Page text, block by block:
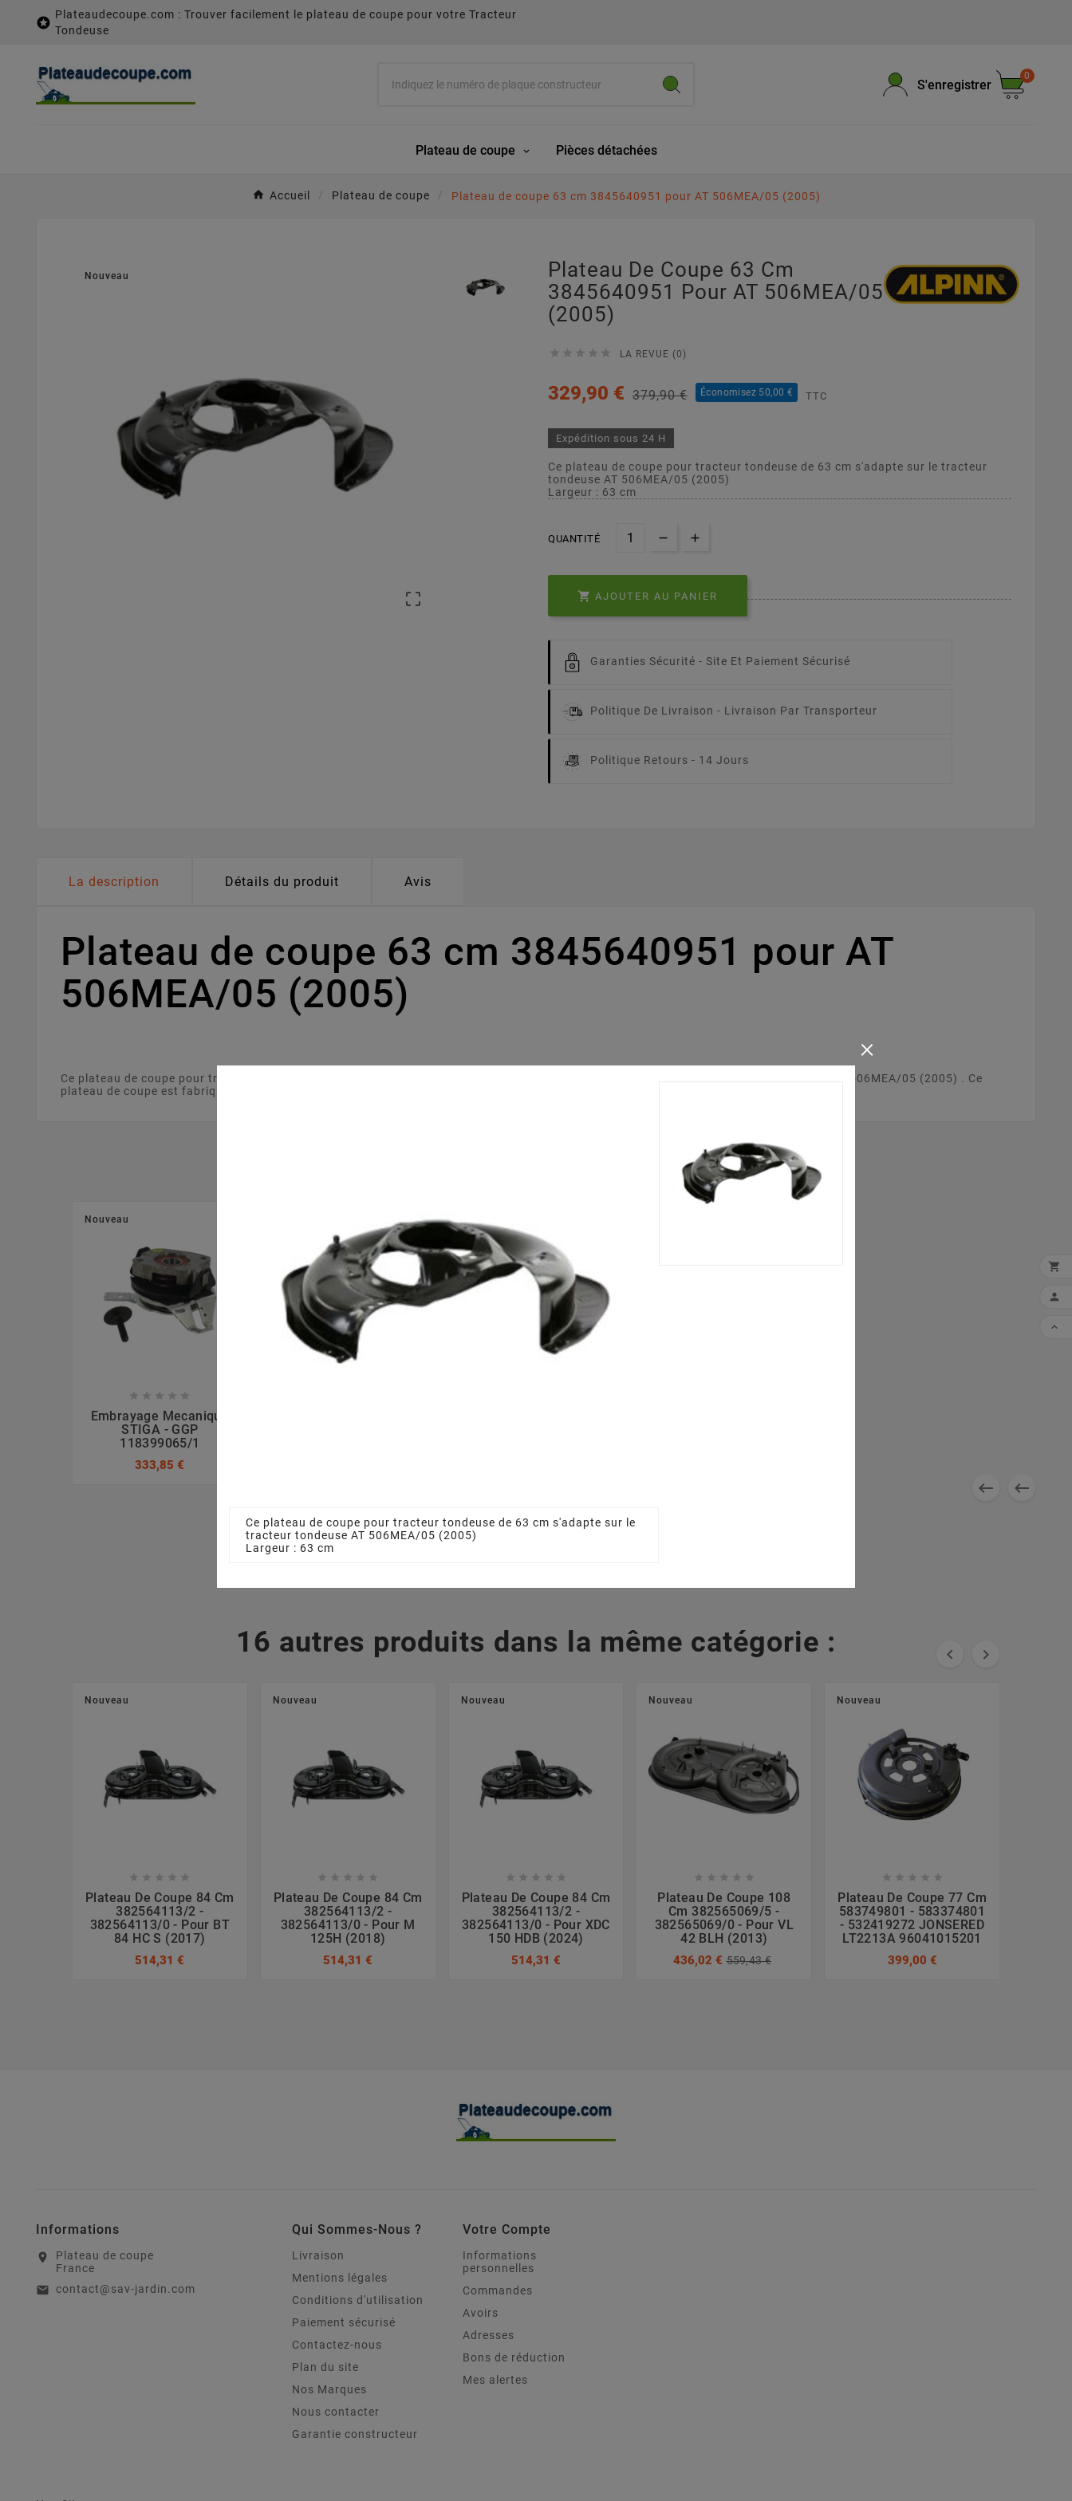

Plateaudecoupe.com : Trouver facilement le plateau de coupe pour votre Tracteur
Tondeuse
S'enregistrer
0
Plateau de coupe Pièces détachées
Accueil Plateau de coupe Plateau de coupe 63 cm 3845640951 pour AT 506MEA/05 (2005)
Nouveau

Plateau De Coupe 63 Cm
3845640951 Pour AT 506MEA/05
(2005)
     LA REVUE (0)
329,90 € 379,90 € Économisez 50,00 € TTC
Expédition sous 24 H
Ce plateau de coupe pour tracteur tondeuse de 63 cm s'adapte sur le tracteur
tondeuse AT 506MEA/05 (2005)
Largeur : 63 cm
QUANTITÉ
 AJOUTER AU PANIER
Garanties Sécurité - Site Et Paiement Sécurisé
Politique De Livraison - Livraison Par Transporteur
Politique Retours - 14 Jours
La description Détails du produit Avis
Plateau de coupe 63 cm 3845640951 pour AT
506MEA/05 (2005)
Ce plateau de coupe pour tracteur tondeuse de 63 cm s'adapte sur le tracteur tondeuse AT 506MEA/05 (2005) .Votre tracteur tondeuse AT 506MEA/05 (2005) . Ce
plateau de coupe est fabriqué à partir d'un matériau solide et résistant.
 
Nouveau
    
Embrayage Mecanique
STIGA - GGP
118399065/1
333,85 €
Nouveau
5,05 €
16 autres produits dans la même catégorie :  
Nouveau
    
Plateau De Coupe 84 Cm
382564113/2 -
382564113/0 - Pour BT
84 HC S (2017)
514,31 €
Nouveau
    
Plateau De Coupe 84 Cm
382564113/2 -
382564113/0 - Pour M
125H (2018)
514,31 €
Nouveau
    
Plateau De Coupe 84 Cm
382564113/2 -
382564113/0 - Pour XDC
150 HDB (2024)
514,31 €
Nouveau
    
Plateau De Coupe 108
Cm 382565069/5 -
382565069/0 - Pour VL
42 BLH (2013)
436,02 € 559,43 €
Nouveau
    
Plateau De Coupe 77 Cm
583749801 - 583374801
- 532419272 JONSERED
LT2213A 96041015201
399,00 €
×
Ce plateau de coupe pour tracteur tondeuse de 63 cm s'adapte sur le
tracteur tondeuse AT 506MEA/05 (2005)
Largeur : 63 cm
Informations
location_on
Plateau de coupe
France
email contact@sav-jardin.com
Qui Sommes-Nous ?
Livraison
Mentions légales
Conditions d'utilisation
Paiement sécurisé
Contactez-nous
Plan du site
Nos Marques
Nous contacter
Garantie constructeur
Votre Compte
Informations
personnelles
Commandes
Avoirs
Adresses
Bons de réduction
Mes alertes


